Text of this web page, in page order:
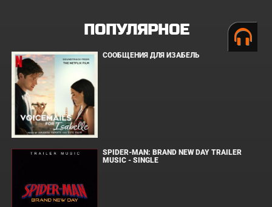
ПОПУЛЯРНОЕ
СООБЩЕНИЯ ДЛЯ ИЗАБЕЛЬ
SPIDER-MAN: BRAND NEW DAY TRAILER
MUSIC - SINGLE